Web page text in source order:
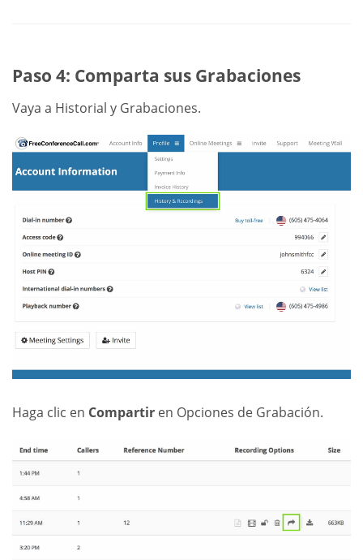
Paso 4: Comparta sus Grabaciones
Vaya a Historial y Grabaciones.
Haga clic en Compartir en Opciones de Grabación.